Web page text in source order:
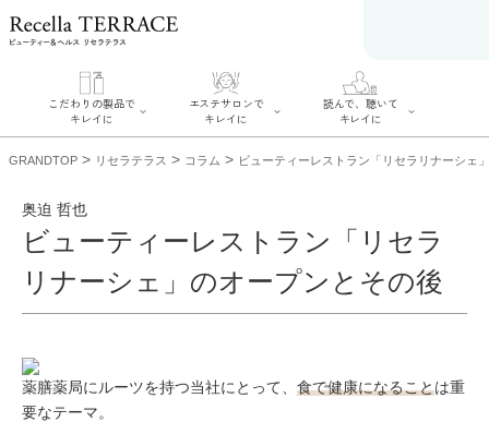
こだわりの製品で
キレイに
こだわりの製品で
SERIES#02 水へ
SERIES#03 無添
加化粧品について
エステサロンで
キレイに
エステサロンでキ
レイに
リフティング認定
るサロンを探す
リフティング認定
読んで、聴いて
キレイに
読んで、聴いてキ
ルコンテンツ
GRANDTOP > リセラテラス > コラム > ビューティーレストラン「リセラリナーシェ
奥迫 哲也
ビューティーレストラン「リセラ
リナーシェ」のオープンとその後
薬膳薬局にルーツを持つ当社にとって、 食で健康になることは重
要なテーマ。